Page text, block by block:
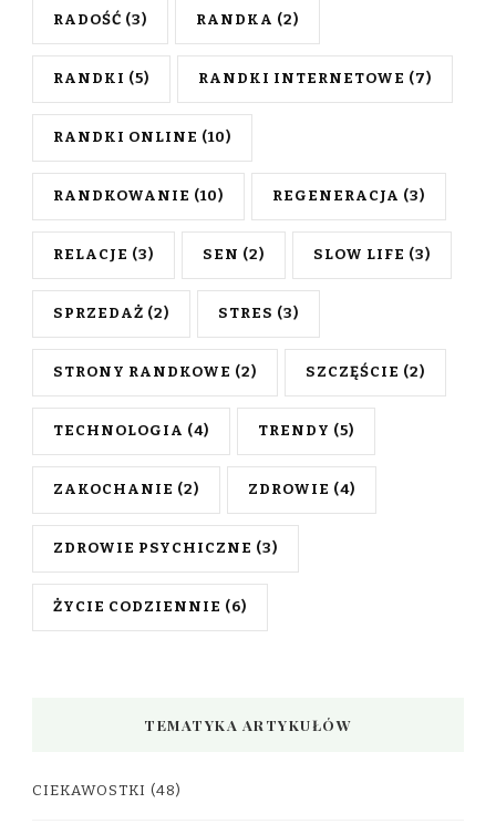
RADOŚĆ (3) RANDKA (2)
RANDKI (5) RANDKI INTERNETOWE (7)
RANDKI ONLINE (10)
RANDKOWANIE (10) REGENERACJA (3)
RELACJE (3) SEN (2) SLOW LIFE (3)
SPRZEDAŻ (2) STRES (3)
STRONY RANDKOWE (2) SZCZĘŚCIE (2)
TECHNOLOGIA (4) TRENDY (5)
ZAKOCHANIE (2) ZDROWIE (4)
ZDROWIE PSYCHICZNE (3)
ŻYCIE CODZIENNIE (6)
TEMATYKA ARTYKUŁÓW
CIEKAWOSTKI (48)